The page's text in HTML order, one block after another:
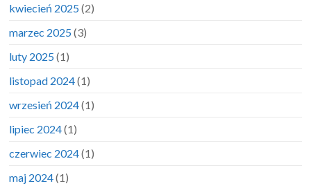
kwiecień 2025(2)
marzec 2025(3)
luty 2025(1)
listopad 2024(1)
wrzesień 2024(1)
lipiec 2024(1)
czerwiec 2024(1)
maj 2024(1)